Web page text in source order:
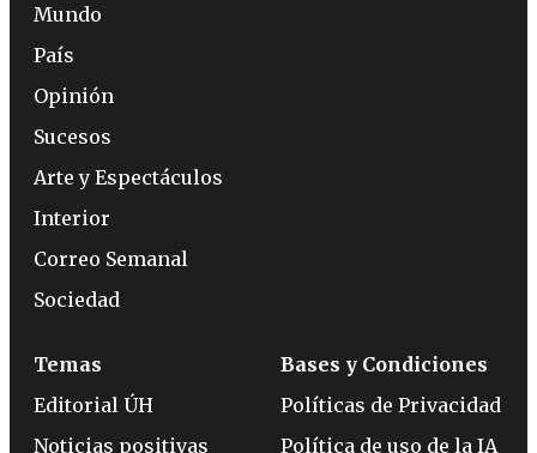
Mundo
País
Opinión
Sucesos
Arte y Espectáculos
Interior
Correo Semanal
Sociedad
Temas
Editorial ÚH
Noticias positivas
Bases y Condiciones
Políticas de Privacidad
Política de uso de la IA